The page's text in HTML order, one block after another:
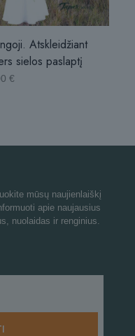
Atskleidžiant
sielos paslaptį
€
mūsų naujienlaiškį
apie naujausius
nuolaidas ir renginius.